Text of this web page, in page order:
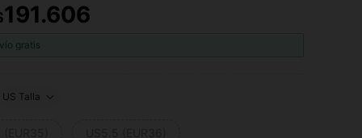
AND AVAILABILITY
191.606
gratis
US Talla